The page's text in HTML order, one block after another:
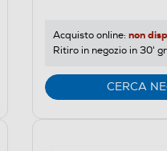
Acquisto online: non
Ritiro in negozio in 30'
CERCA